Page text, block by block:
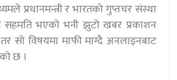
प्रधानमन्त्री र भारतको गुप्तचर संस्था
सहमति भएको भनी झुटो खबर प्रकाशन
सो विषयमा माफी माग्दै अनलाइनबाट
छ ।